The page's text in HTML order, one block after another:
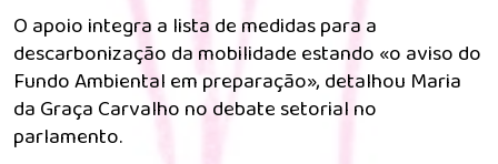
O apoio integra a lista de medidas para a
descarbonização da mobilidade estando «o aviso do
Fundo Ambiental em preparação», detalhou Maria
da Graça Carvalho no debate setorial no
parlamento.